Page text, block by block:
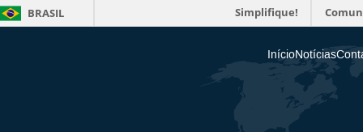
BRASIL Simplifique!
InícioNotícias